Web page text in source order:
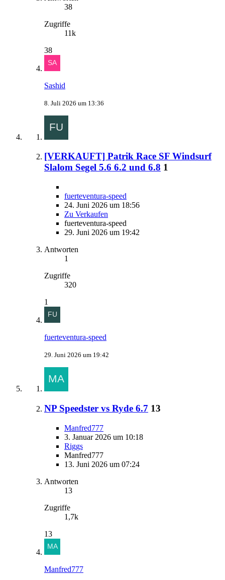
38
Zugriffe
11k
38
Sashid
8. Juli 2026 um 13:36
[VERKAUFT] Patrik Race SF Windsurf
Slalom Segel 5.6 6.2 und 6.8 1
fuerteventura-speed
24. Juni 2026 um 18:56
Zu Verkaufen
fuerteventura-speed
29. Juni 2026 um 19:42
Antworten
1
Zugriffe
320
1
fuerteventura-speed
29. Juni 2026 um 19:42
NP Speedster vs Ryde 6.7 13
Manfred777
3. Januar 2026 um 10:18
Riggs
Manfred777
13. Juni 2026 um 07:24
Antworten
13
Zugriffe
1,7k
13
Manfred777